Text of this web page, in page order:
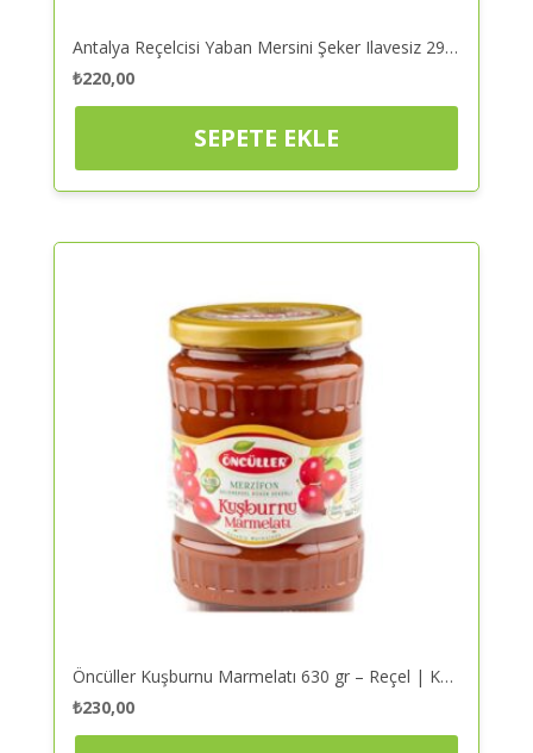
Antalya Reçelcisi Yaban Mersini Şeker Ilavesiz 290gr – Reçel | Kaliteli ve Güvenilir Alışveriş
₺220,00
SEPETE EKLE
Öncüller Kuşburnu Marmelatı 630 gr – Reçel | Kaliteli ve Güvenilir Alışveriş
₺230,00